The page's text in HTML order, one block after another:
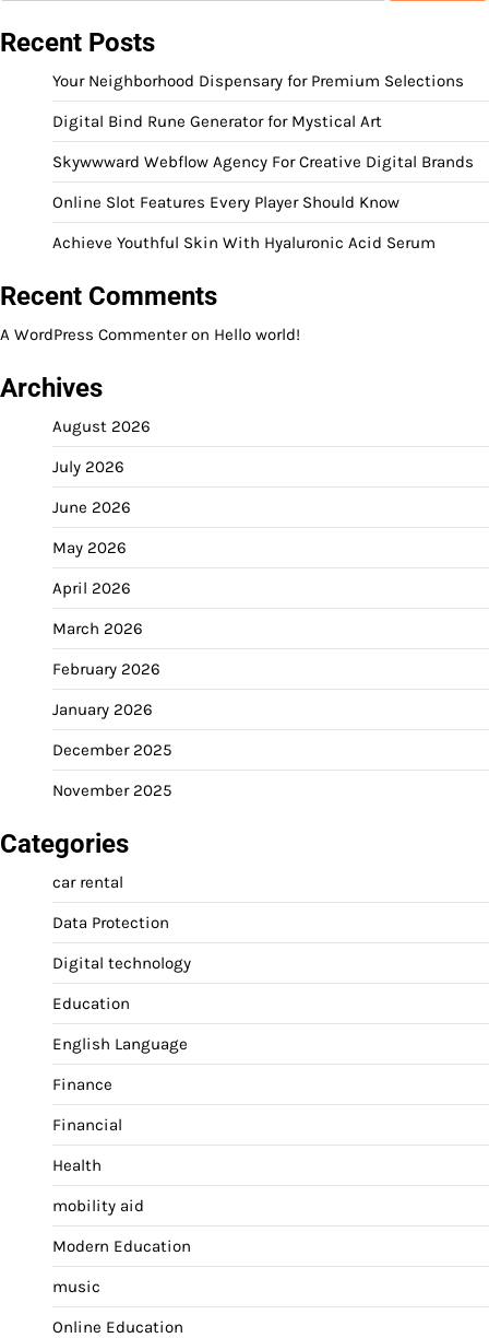
Recent Posts
Your Neighborhood Dispensary for Premium Selections
Digital Bind Rune Generator for Mystical Art
Skywwward Webflow Agency For Creative Digital Brands
Online Slot Features Every Player Should Know
Achieve Youthful Skin With Hyaluronic Acid Serum
Recent Comments
A WordPress Commenteron Hello world!
Archives
August 2026
July 2026
June 2026
May 2026
April 2026
March 2026
February 2026
January 2026
December 2025
November 2025
Categories
car rental
Data Protection
Digital technology
Education
English Language
Finance
Financial
Health
mobility aid
Modern Education
music
Online Education